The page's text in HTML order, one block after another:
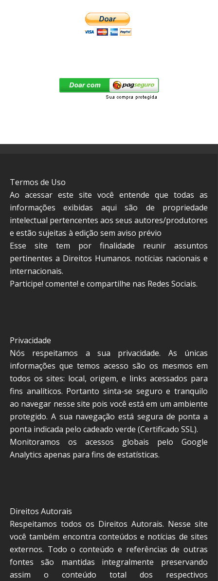
Termos de Uso
Ao acessar este site você entende que todas as
informações exibidas aqui são de propriedade
intelectual pertencentes aos seus autores/produtores
e estão sujeitas à edição sem aviso prévio
Esse site tem por finalidade reunir assuntos
pertinentes a Direitos Humanos. notícias nacionais e
internacionais.
Participe! comente! e compartilhe nas Redes Sociais.
Privacidade
Nós respeitamos a sua privacidade. As únicas
informações que temos acesso são os mesmos em
todos os sites: local, origem, e links acessados para
fins analíticos. Portanto sinta-se seguro e tranquilo
ao navegar nesse site pois você está em um ambiente
protegido. A sua navegação está segura de ponta a
ponta indicada pelo cadeado verde (Certificado SSL).
Monitoramos os acessos globais pelo Google
Analytics apenas para fins de estatísticas.
Direitos Autorais
Respeitamos todos os Direitos Autorais. Nesse site
você também encontra conteúdos e notícias de sites
externos. Todo o conteúdo e referências de outras
fontes são mantidas integralmente preservando
assim o conteúdo total dos respectivos